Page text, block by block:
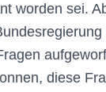
worden sei.
diese